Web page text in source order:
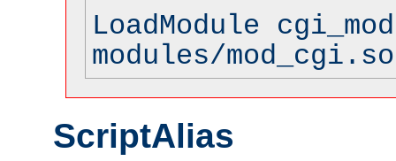
LoadModule
modules/mod_cgi.so
ScriptAlias